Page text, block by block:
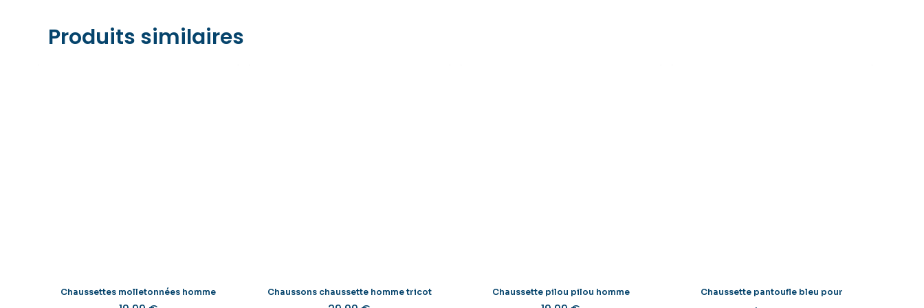
Produits similaires
Chaussettes molletonnées homme Chaussons chaussette homme tricot Chaussette pilou pilou homme
Chaussette pantoufle bleu pour